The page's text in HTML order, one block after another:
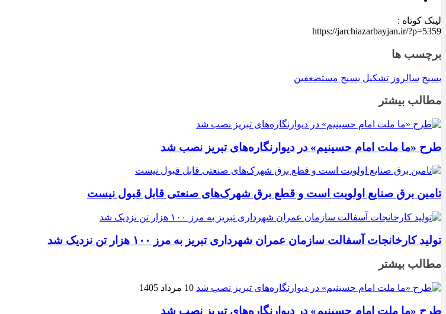
لینک کوتاه :
https://jarchiazarbayjan.ir/?p=5359
برچسب ها
بسیج سالروز تشکیل بسیج مستضعفین
مطالب بیشتر
طرح «ما ملت امام حسینیم» در دیوارنگاره‌های تبریز نصب شد
تامین برق صنایع اولویت است و قطع برق شهرک‌های صنعتی قابل قبول نیست
تولید کارخانجات آسفالت سازمان عمران شهرداری تبریز به مرز ۱۰۰ هزار تن نزدیک شد
مطالب بیشتر
10 مرداد 1405
طرح «ما ملت امام حسینیم» در دیوارنگاره‌های تبریز نصب شد